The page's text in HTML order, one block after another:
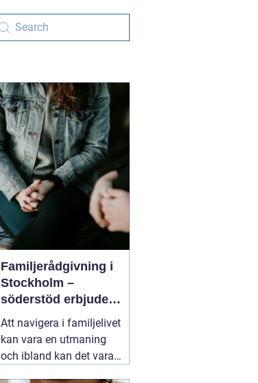
Familjerådgivning i
Stockholm –
söderstöd erbjuder
stöd för familjer
Att navigera i familjelivet
kan vara en utmaning
och ibland kan det vara